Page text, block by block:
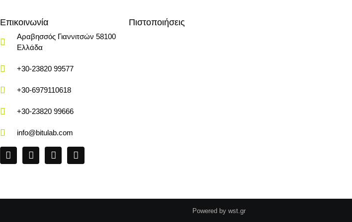
Επικοινωνία
Αραβησσός Γιαννιτσών 58100
Ελλάδα
+30-23820 99577
+30-6979110618
+30-23820 99666
info@bitulab.com
Πιστοποιήσεις
Powered by wst.gr